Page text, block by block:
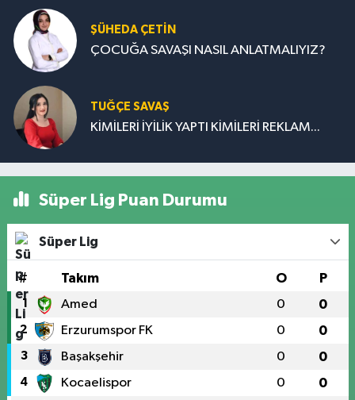
ŞÜHEDA ÇETİN
ÇOCUĞA SAVAŞI NASIL ANLATMALIYIZ?
TUĞÇE SAVAŞ
KİMİLERİ İYİLİK YAPTI KİMİLERİ REKLAM...
Süper Lig Puan Durumu
Süper Lig
# Takım O P
1 Amed 0 0
2 Erzurumspor FK 0 0
3 Başakşehir 0 0
4 Kocaelispor 0 0